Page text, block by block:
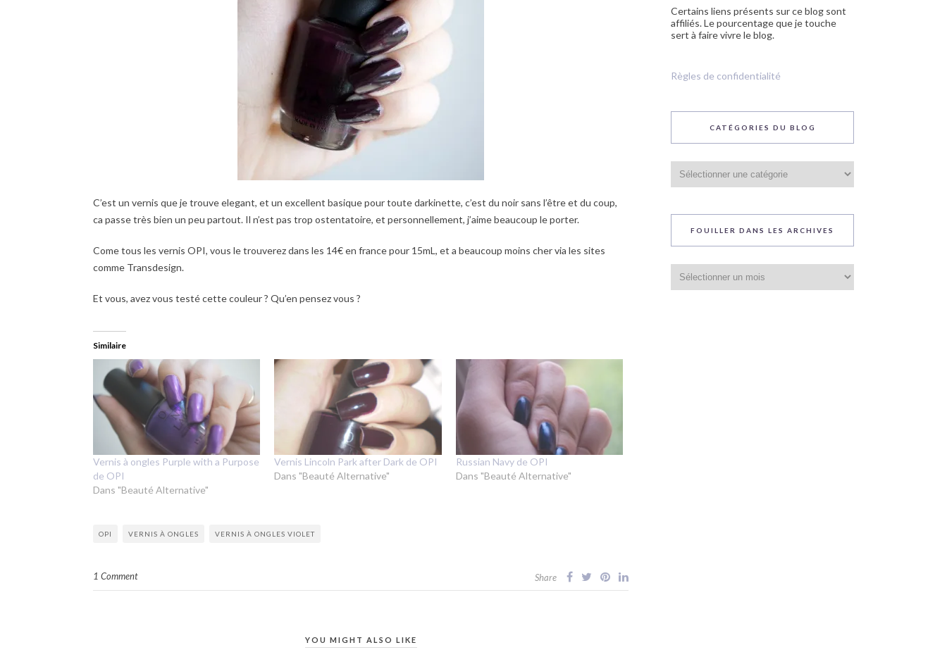
C’est un vernis que je trouve elegant, et un excellent basique pour toute darkinette, c’est du noir sans l’être et du coup,
ca passe très bien un peu partout. Il n’est pas trop ostentatoire, et personnellement, j’aime beaucoup le porter.
Come tous les vernis OPI, vous le trouverez dans les 14€ en france pour 15mL, et a beaucoup moins cher via les sites
comme Transdesign.
Et vous, avez vous testé cette couleur ? Qu’en pensez vous ?
Similaire
Vernis à ongles Purple with a Purpose
de OPI
Dans "Beauté Alternative"
Vernis Lincoln Park after Dark de OPI
Dans "Beauté Alternative"
Russian Navy de OPI
Dans "Beauté Alternative"
OPI VERNIS À ONGLES VERNIS À ONGLES VIOLET
1 Comment Share
YOU MIGHT ALSO LIKE
Certains liens présents sur ce blog sont
affiliés. Le pourcentage que je touche
sert à faire vivre le blog.
Règles de confidentialité
CATÉGORIES DU BLOG
du
blog
FOUILLER DANS LES ARCHIVES
dans
les